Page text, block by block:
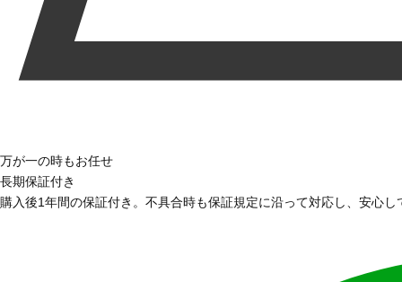
万が一の時もお任せ
長期保証付き
購入後1年間の保証付き。不具合時も保証規定に沿って対応し、安心